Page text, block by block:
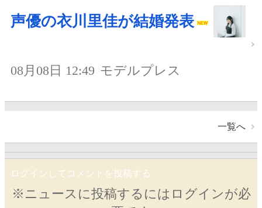
声優の衣川里佳が結婚発表
08月08日 12:49 モデルプレス
一覧へ
ログインしてコメントを投稿する
※ニュースに投稿するにはログインが必